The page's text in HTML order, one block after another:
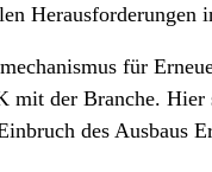
Herausforderungen
für
mit der Branche.
des Ausbaus